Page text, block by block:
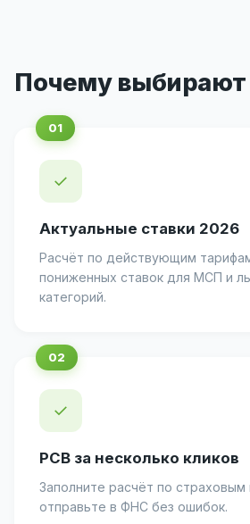
Почему выбирают
✓
Актуальные ставки 2026
Расчёт по действующим
пониженных ставок для МСП и
категорий.
✓
РСВ за несколько кликов
Заполните расчёт по страховым
отправьте в ФНС без ошибок.